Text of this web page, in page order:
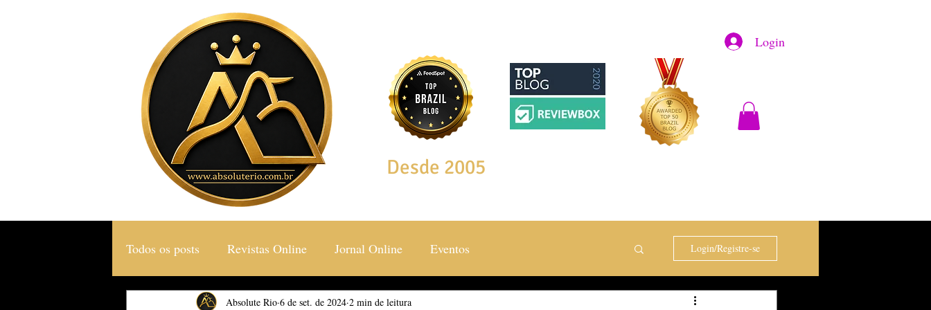
Login
Desde 2005
Todos os posts Revistas Online Jornal Online Eventos
Gastronomia & Turismo Social & Estilos
Login/Registre-se
Absolute Rio 6 de set. de 2024 2 min de leitura